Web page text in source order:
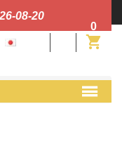
08-20
0